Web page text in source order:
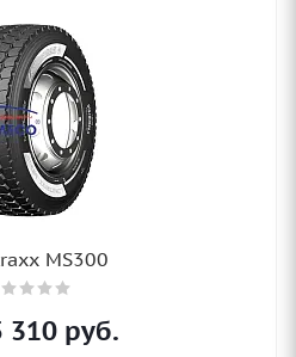
MS300
310 руб.